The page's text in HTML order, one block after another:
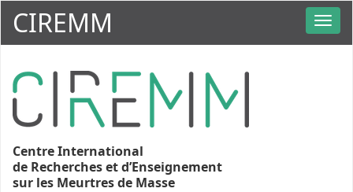
CIREMM
Centre International
de Recherches et d’Enseignement
sur les Meurtres de Masse